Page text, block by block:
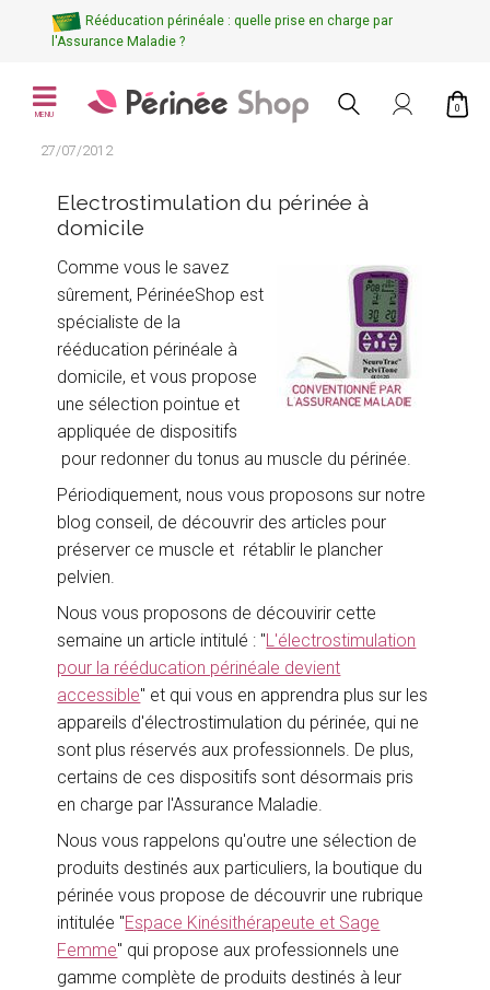
Rééducation périnéale : quelle prise en charge par
l'Assurance Maladie ?
MENU
0
27/07/2012
Electrostimulation du périnée à
domicile
Comme vous le savez
sûrement, PérinéeShop est
spécialiste de la
rééducation périnéale à
domicile, et vous propose
une sélection pointue et
appliquée de dispositifs
pour redonner du tonus au muscle du périnée.
Périodiquement, nous vous proposons sur notre
blog conseil, de découvrir des articles pour
préserver ce muscle et rétablir le plancher
pelvien.
Nous vous proposons de découvirir cette
semaine un article intitulé : "L'électrostimulation
pour la rééducation périnéale devient
accessible" et qui vous en apprendra plus sur les
appareils d'électrostimulation du périnée, qui ne
sont plus réservés aux professionnels. De plus,
certains de ces dispositifs sont désormais pris
en charge par l'Assurance Maladie.
Nous vous rappelons qu'outre une sélection de
produits destinés aux particuliers, la boutique du
périnée vous propose de découvrir une rubrique
intitulée "Espace Kinésithérapeute et Sage
Femme" qui propose aux professionnels une
gamme complète de produits destinés à leur